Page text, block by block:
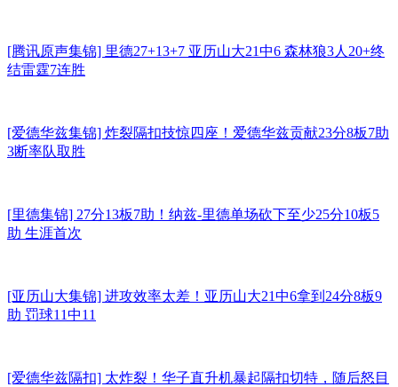
[腾讯原声集锦] 里德27+13+7 亚历山大21中6 森林狼3人20+终
结雷霆7连胜
[爱德华兹集锦] 炸裂隔扣技惊四座！爱德华兹贡献23分8板7助
3断率队取胜
[里德集锦] 27分13板7助！纳兹-里德单场砍下至少25分10板5
助 生涯首次
[亚历山大集锦] 进攻效率太差！亚历山大21中6拿到24分8板9
助 罚球11中11
[爱德华兹隔扣] 太炸裂！华子直升机暴起隔扣切特，随后怒目